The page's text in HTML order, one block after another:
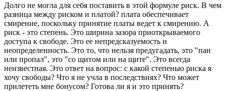
Долго не могла для себя поставить в этой формуле риск. В чем
разница между риском и платой? плата обеспечивает
смирение, поскольку принятие платы ведет к смирению. А
риск - это степень. Это ширина зазора приоткрываемого
доступа к свободе. Это ее непредсказуемость и
неопределенность. Это то, что нельзя предугадать, это "пан
или пропал", это "со щитом или на щите". Это всегда
неизвестная. Это ответ на вопрос: с какой степенью риска я
хочу свободы? Что я не учла в последствиях? Что может
прилететь мне бонусом? Готова ли я и это принять?